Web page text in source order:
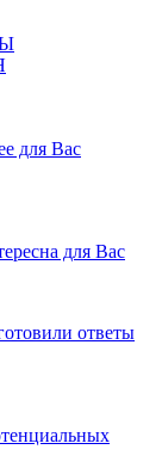
для Вас
для Вас
ответы